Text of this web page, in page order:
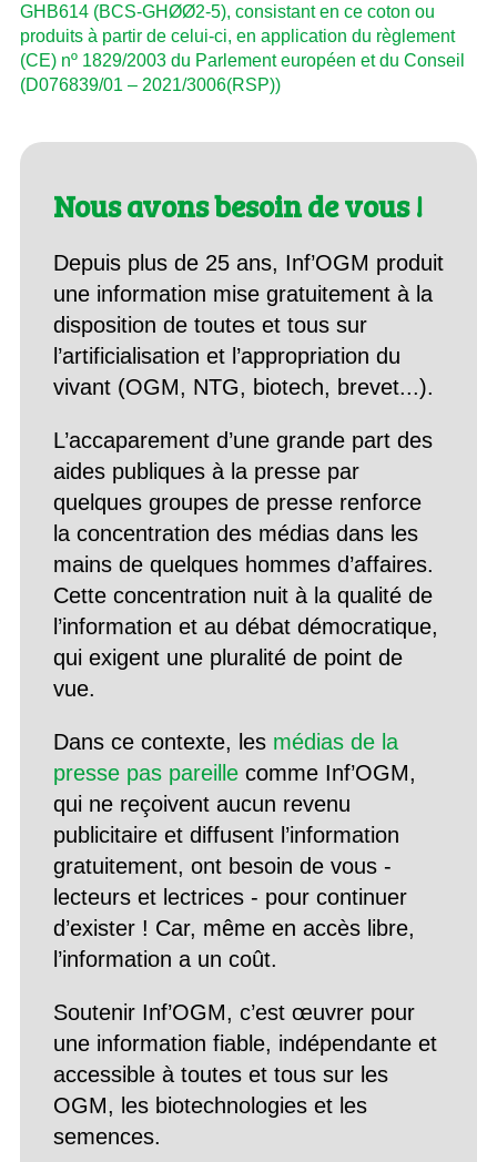
GHB614 (BCS-GHØØ2-5), consistant en ce coton ou
produits à partir de celui-ci, en application du règlement
(CE) nº 1829/2003 du Parlement européen et du Conseil
(D076839/01 – 2021/3006(RSP))
Nous avons besoin de vous !
Depuis plus de 25 ans, Inf’OGM produit
une information mise gratuitement à la
disposition de toutes et tous sur
l’artificialisation et l’appropriation du
vivant (OGM, NTG, biotech, brevet...).
L’accaparement d’une grande part des
aides publiques à la presse par
quelques groupes de presse renforce
la concentration des médias dans les
mains de quelques hommes d’affaires.
Cette concentration nuit à la qualité de
l’information et au débat démocratique,
qui exigent une pluralité de point de
vue.
Dans ce contexte, les médias de la
presse pas pareillecomme Inf’OGM,
qui ne reçoivent aucun revenu
publicitaire et diffusent l’information
gratuitement, ont besoin de vous -
lecteurs et lectrices - pour continuer
d’exister ! Car, même en accès libre,
l’information a un coût.
Soutenir Inf’OGM, c’est œuvrer pour
une information fiable, indépendante et
accessible à toutes et tous sur les
OGM, les biotechnologies et les
semences.